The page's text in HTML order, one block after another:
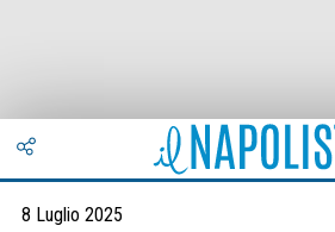
8 Luglio 2025